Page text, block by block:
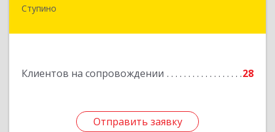
Ступино
Клиентов на сопровождении 28
Отправить заявку
142800, Московская обл, Ступино г, Андропова
Отправить заявку